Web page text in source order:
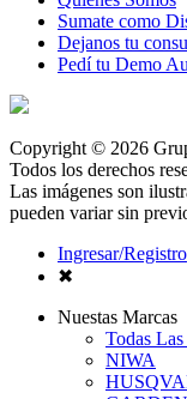
Sumate como
Dejanos tu
Pedí tu Demo
Copyright © 2026
Todos los derechos
Las imágenes son
pueden variar sin
Ingresar/Registro
✖
Nuestas Marcas
Todas
NIWA